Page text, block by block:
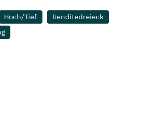
Hoch/Tief
Renditedreieck